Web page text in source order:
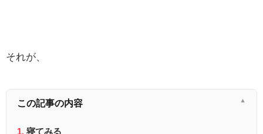
それが、
この記事の内容
寝てみる